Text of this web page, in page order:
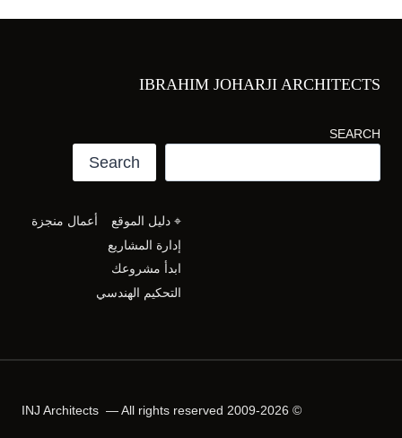
IBRAHIM JOHARJI ARCHITECTS
SEARCH
Search
⌖ دليل الموقع
أعمال منجزة
إدارة المشاريع
ابدأ مشروعك
التحكيم الهندسي
© 2009-2026 INJ Architects — All rights reserved